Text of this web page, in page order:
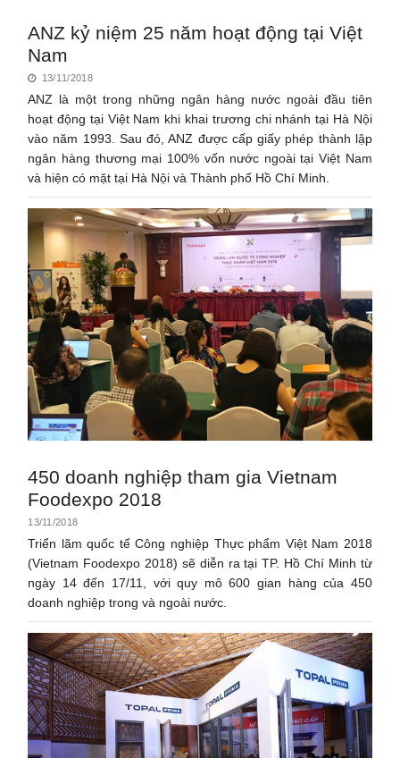
ANZ kỷ niệm 25 năm hoạt động tại Việt
Nam
13/11/2018
ANZ là một trong những ngân hàng nước ngoài đầu tiên
hoạt động tại Việt Nam khi khai trương chi nhánh tại Hà Nội
vào năm 1993. Sau đó, ANZ được cấp giấy phép thành lập
ngân hàng thương mại 100% vốn nước ngoài tại Việt Nam
và hiện có mặt tại Hà Nội và Thành phố Hồ Chí Minh.
450 doanh nghiệp tham gia Vietnam
Foodexpo 2018
13/11/2018
Triển lãm quốc tế Công nghiệp Thực phẩm Việt Nam 2018
(Vietnam Foodexpo 2018) sẽ diễn ra tại TP. Hồ Chí Minh từ
ngày 14 đến 17/11, với quy mô 600 gian hàng của 450
doanh nghiệp trong và ngoài nước.